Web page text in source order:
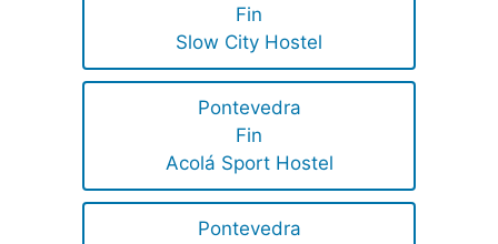
Fin
Slow City Hostel
Pontevedra
Fin
Acolá Sport Hostel
Pontevedra